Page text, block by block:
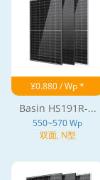
¥0.880 / Wp *
Basin HS191R-...
550~570 Wp
双面, N型